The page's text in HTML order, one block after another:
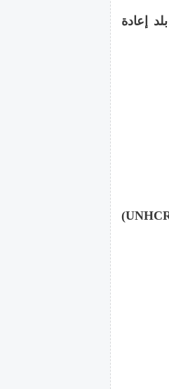
إعادة
1) التواصل مع المفوضية السامية للأمم المتحدة لشؤون اللاجئين (UNHCR)